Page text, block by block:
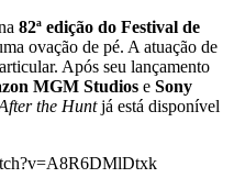
82ª edição do Festival de
ovação de pé. A atuação de
Após seu lançamento
MGM Studios e Sony
the Huntjá está disponível